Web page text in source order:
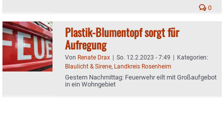
0
Plastik-Blumentopf sorgt für
Aufregung
Von Renate Drax | So. 12.2.2023 - 7:49 | Kategorien:
Blaulicht & Sirene, Landkreis Rosenheim
Gestern Nachmittag: Feuerwehr eilt mit Großaufgebot
in ein Wohngebiet